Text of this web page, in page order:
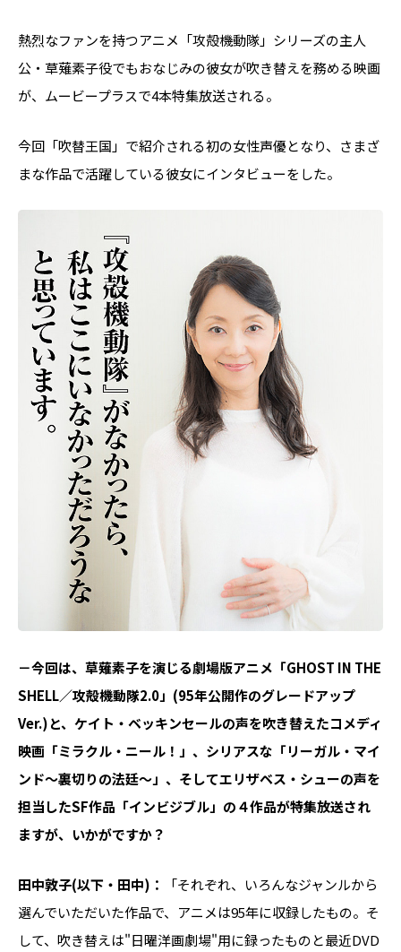
熱烈なファンを持つアニメ「攻殻機動隊」シリーズの主人
公・草薙素子役でもおなじみの彼女が吹き替えを務める映画
が、ムービープラスで4本特集放送される。
今回「吹替王国」で紹介される初の女性声優となり、さまざ
まな作品で活躍している彼女にインタビューをした。
－今回は、草薙素子を演じる劇場版アニメ「GHOST IN THE
SHELL／攻殻機動隊2.0」(95年公開作のグレードアップ
Ver.)と、ケイト・ベッキンセールの声を吹き替えたコメディ
映画「ミラクル・ニール！」、シリアスな「リーガル・マイ
ンド～裏切りの法廷～」、そしてエリザベス・シューの声を
担当したSF作品「インビジブル」の４作品が特集放送され
ますが、いかがですか？
田中敦子(以下・田中)：
「それぞれ、いろんなジャンルから
選んでいただいた作品で、アニメは95年に収録したもの。そ
して、吹き替えは"日曜洋画劇場"用に録ったものと最近DVD